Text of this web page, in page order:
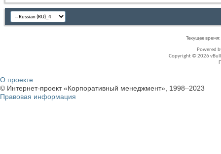
Текущее время:
Powered
Copyright © 2026
О проекте
© Интернет-проект «Корпоративный менеджмент», 1998–2023
Правовая информация